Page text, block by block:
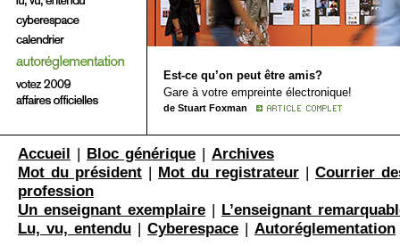
Est-ce qu’on peut être amis?
Gare à votre empreinte électronique!
de Stuart Foxman
Accueil | Bloc générique | Archives
Mot du président | Mot du registrateur | Courrier
profession
Un enseignant exemplaire | L’enseignant
Lu, vu, entendu | Cyberespace | Autoréglementation